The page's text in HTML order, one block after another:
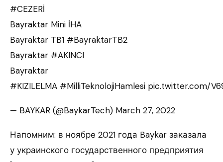
#CEZERİ
Bayraktar Mini İHA
Bayraktar TB1 #BayraktarTB2
Bayraktar #AKINCI
Bayraktar
#KIZILELMA #MilliTeknolojiHamlesi pic.twitter.com/
— BAYKAR (@BaykarTech) March 27, 2022
Напомним: в ноябре 2021 года Baykar заказала
у украинского государственного предприятия